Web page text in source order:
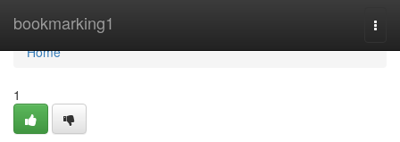
bookmarking1
Home
Home
1